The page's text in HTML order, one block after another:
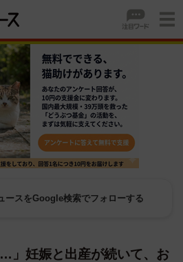
ースをGoogle検索でフォローする
…」妊娠と出産が続いて、お